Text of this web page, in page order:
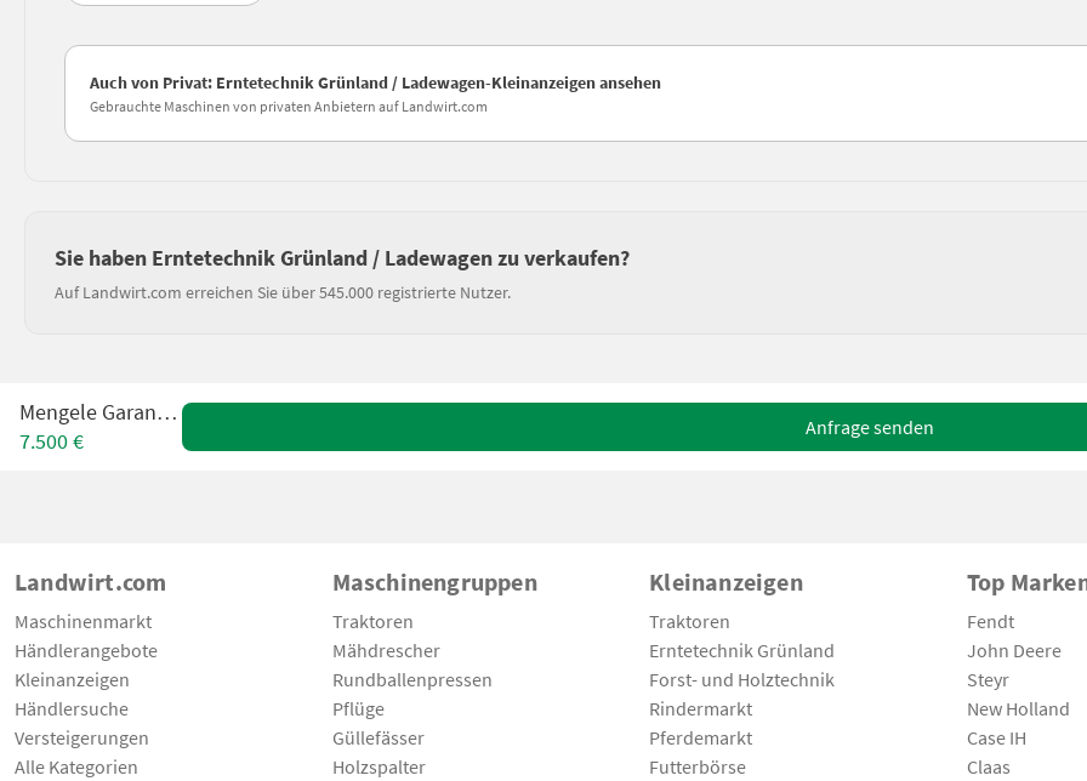
Auch von Privat: Erntetechnik Grünland / Ladewagen-Kleinanzeigen ansehen
Gebrauchte Maschinen von privaten Anbietern auf Landwirt.com
Sie haben Erntetechnik Grünland / Ladewagen zu verkaufen?
Auf Landwirt.com erreichen Sie über 545.000 registrierte Nutzer.
Mengele Garant 430
7.500 €
Anfrage senden
Landwirt.com
Maschinenmarkt
Händlerangebote
Kleinanzeigen
Händlersuche
Versteigerungen
Alle Kategorien
Maschinengruppen
Traktoren
Mähdrescher
Rundballenpressen
Pflüge
Güllefässer
Holzspalter
Kleinanzeigen
Traktoren
Erntetechnik Grünland
Forst- und Holztechnik
Rindermarkt
Pferdemarkt
Futterbörse
Top
Fendt
John Deere
Steyr
New Holland
Case IH
Claas